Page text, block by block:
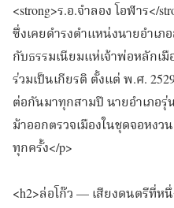
<strong>ร.อ.จำลอง โอฬาร</
ซึ่งเคยดำรงตำแหน่งนายอำเ
กับธรรมเนียมแห่เจ้าพ่อหลักเ
ร่วมเป็นเกียรติ ตั้งแต่ พ.ศ.
ต่อกันมาทุกสามปี นายอำเภอ
ม้าออกตรวจเมืองในชุดจอหง
ทุกครั้ง</p>
<h2>ล่อโก๊ว — เสียงดนตรีที่ห